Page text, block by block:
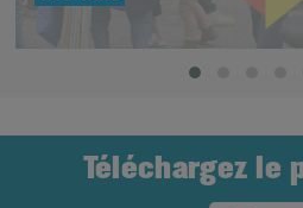
Téléchargez le